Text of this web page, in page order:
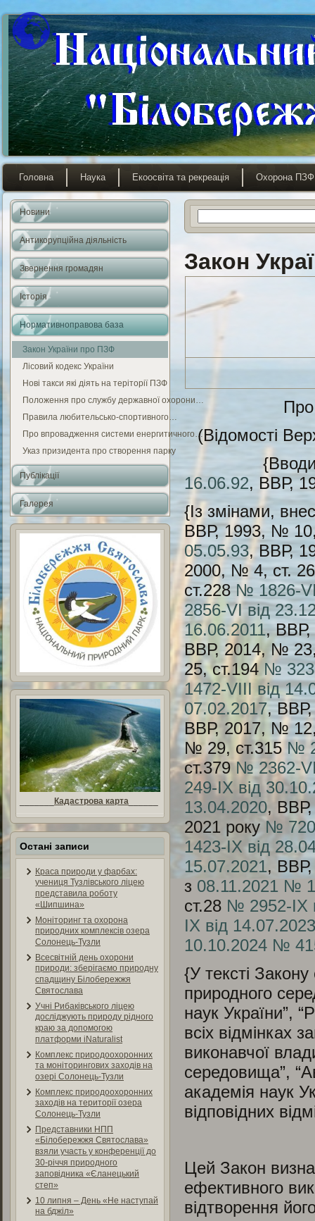
Головна Наука Екоосвіта та рекреація Охорона ПЗФ
Новини
Антикорупційна діяльність
Звернення громадян
Історія
Нормативноправова база
Закон України про ПЗФ
Лісовий кодекс України
Нові такси які діять на теріторії ПЗФ
Положення про службу державної охорони…
Правила любительсько-спортивного…
Про впровадження системи енергитичного…
Указ призидента про створення парку
Публікації
Галерея
Кадастрова карта
Остані записи
Краса природи у фарбах:
учениця Тузлівського ліцею
представила роботу
«Шипшина»
Моніторинг та охорона
природних комплексів озера
Солонець-Тузли
Всесвітній день охорони
природи: зберігаємо природну
спадщину Білобережжя
Святослава
Учні Рибаківського ліцею
досліджують природу рідного
краю за допомогою
платформи iNaturalist
Комплекс природоохоронних
та моніторингових заходів на
озері Солонець-Тузли
Комплекс природоохоронних
заходів на території озера
Солонець-Тузли
Представники НПП
«Білобережжя Святослава»
взяли участь у конференції до
30-річчя природного
заповідника «Єланецький
степ»
10 липня – День «Не наступай
на бджіл»
Закон
(Відомості
16.06.92, ВВР,
{Із змінами,
ВВР, 1993, №
05.05.93, ВВР,
2000, № 4, ст.
ст.228 № 1826-
2856-VI від
16.06.2011,
ВВР, 2014, №
25, ст.194 №
1472-VIII від
07.02.2017,
ВВР, 2017, №
№ 29, ст.315 №
ст.379№ 2362-
249-IX від
13.04.2020, ВВР,
2021 року №
1423-IX від
15.07.2021, ВВР,
з 08.11.2021 №
ст.28 № 2952-IX
IX від 14.07.2023
10.10.2024 №
{У тексті
природного
наук України”,
всіх відмінках
виконавчої
середовища”,
академія наук
відповідних
Цей Закон
ефективного
відтворення